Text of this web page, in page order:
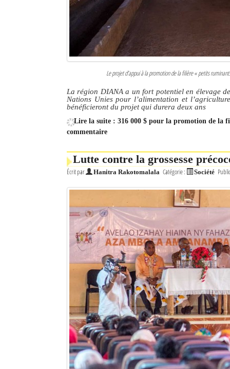
Le projet d’appui à la promotion de la filière « petits
La région DIANA a un fort potentiel en élevage
Nations Unies pour l’alimentation et
bénéficieront du projet qui durera deux ans
Lire la suite : 316 000 $ pour la promotion de la
commentaire
Lutte contre la grossesse
Écrit par Hanitra Rakotomalala Catégorie : Société